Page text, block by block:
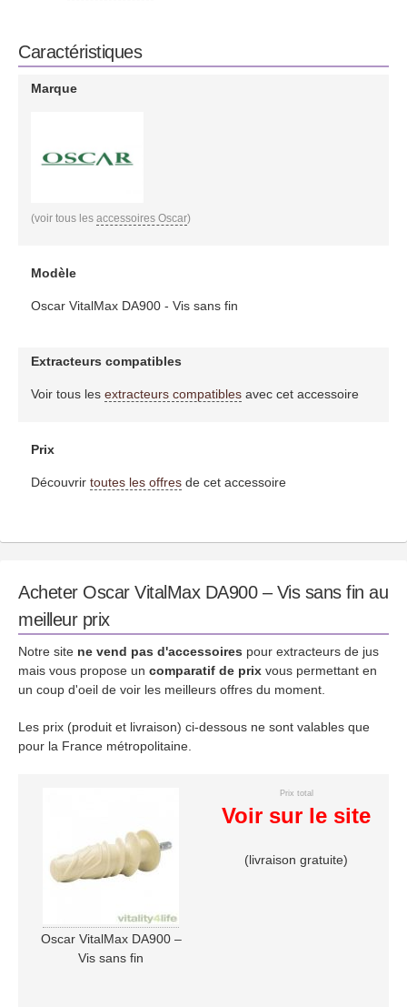
Caractéristiques
Marque
(voir tous les accessoires Oscar)
Modèle
Oscar VitalMax DA900 - Vis sans fin
Extracteurs compatibles
Voir tous les extracteurs compatiblesavec cet accessoire
Prix
Découvrir toutes les offresde cet accessoire
Acheter Oscar VitalMax DA900 – Vis sans fin au
meilleur prix
Notre site ne vend pas d'accessoires pour extracteurs de jus
mais vous propose un comparatif de prix vous permettant en
un coup d'oeil de voir les meilleurs offres du moment.
Les prix (produit et livraison) ci-dessous ne sont valables que
pour la France métropolitaine.
Oscar VitalMax DA900 –
Vis sans fin
Prix total
Voir sur le site
(livraison gratuite)